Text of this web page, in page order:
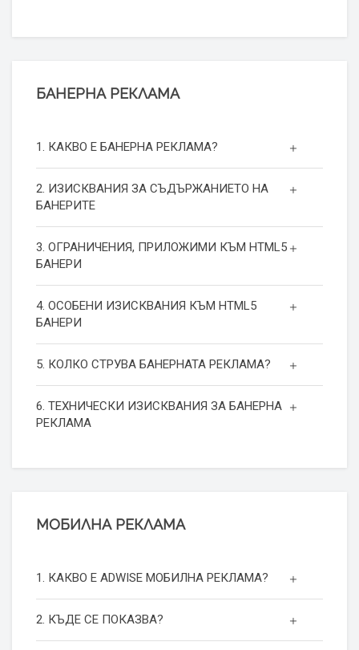
БАНЕРНА РЕКЛАМА
1. КАКВО Е БАНЕРНА РЕКЛАМА?
2. ИЗИСКВАНИЯ ЗА СЪДЪРЖАНИЕТО НА
БАНЕРИТЕ
3. ОГРАНИЧЕНИЯ, ПРИЛОЖИМИ КЪМ HTML5
БАНЕРИ
4. ОСОБЕНИ ИЗИСКВАНИЯ КЪМ HTML5
БАНЕРИ
5. КОЛКО СТРУВА БАНЕРНАТА РЕКЛАМА?
6. ТЕХНИЧЕСКИ ИЗИСКВАНИЯ ЗА БАНЕРНА
РЕКЛАМА
МОБИЛНА РЕКЛАМА
1. КАКВО Е ADWISE МОБИЛНА РЕКЛАМА?
2. КЪДЕ СЕ ПОКАЗВА?